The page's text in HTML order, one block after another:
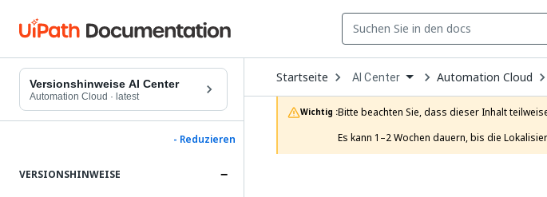
Versionshinweise AI Center
Automation Cloud · latest
- Reduzieren
VERSIONSHINWEISE
Startseite Open
Dropdown
to
choose
product
AI Center Automation Cloud
Wichtig :Bitte beachten Sie, dass dieser Inhalt
Es kann 1–2 Wochen dauern, bis die